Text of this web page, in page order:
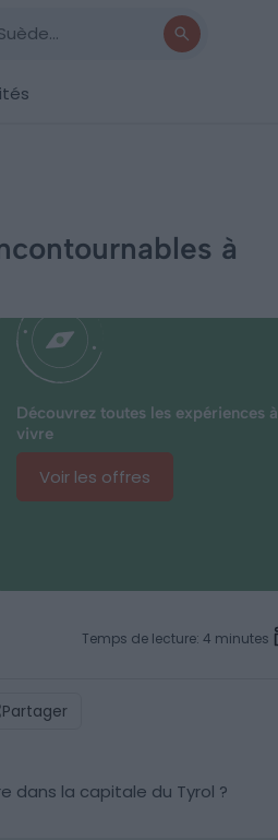
à
Découvrez toutes les expériences à
vivre
Voir les offres
Temps de lecture: 4 minutes
Partager
dans la capitale du Tyrol ?